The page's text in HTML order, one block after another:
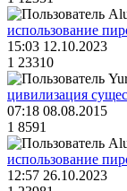
использование
15:03 12.10.2023
1 23310
цивилизация
07:18 08.08.2015
1 8591
использование
12:57 26.10.2023